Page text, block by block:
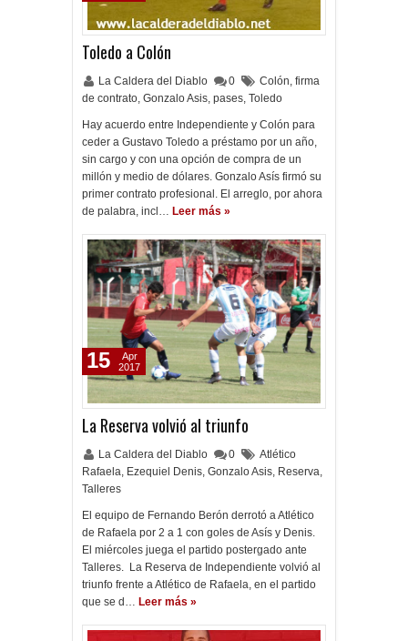
Toledo a Colón
La Caldera del Diablo 0 Colón, firma
de contrato, Gonzalo Asis, pases, Toledo
Hay acuerdo entre Independiente y Colón para
ceder a Gustavo Toledo a préstamo por un año,
sin cargo y con una opción de compra de un
millón y medio de dólares. Gonzalo Asís firmó su
primer contrato profesional. El arreglo, por ahora
de palabra, incl… Leer más »
La Reserva volvió al triunfo
La Caldera del Diablo 0
Atlético
Rafaela, Ezequiel Denis, Gonzalo Asis, Reserva,
Talleres
El equipo de Fernando Berón derrotó a Atlético
de Rafaela por 2 a 1 con goles de Asís y Denis.
El miércoles juega el partido postergado ante
Talleres. La Reserva de Independiente volvió al
triunfo frente a Atlético de Rafaela, en el partido
que se d… Leer más »
15
Apr
2017